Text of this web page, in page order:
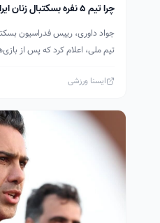
چرا تیم ۵ نفره بسکتبال زنان ایران به ناگویا نرفت؟
جواد داوری، رییس فدراسیون
تیم ملی، اعلام کرد که پس از بازی‌های آسیایی برای این فد...
ایسنا ورزشی